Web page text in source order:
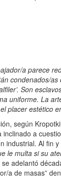
a parece
condenados/
Son
uniforme. La
placer estético
según
a
industrial. Al fin y
le multa si su
adelantó
a de masas”